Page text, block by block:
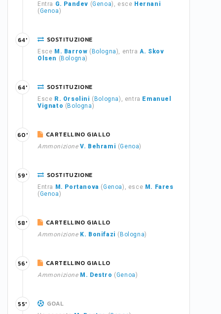
Entra G. Pandev (Genoa), esce Hernani
(Genoa)
SOSTITUZIONE
Esce M. Barrow ( Bologna), entraA. Skov
Olsen ( Bologna)
64'
SOSTITUZIONE
Esce R. Orsolini ( Bologna), entra Emanuel
Vignato ( Bologna)
64'
CARTELLINO GIALLO
Ammonizione V. Behrami (Genoa)
60'
SOSTITUZIONE
Entra M. Portanova (Genoa), esce M. Fares
(Genoa)
59'
CARTELLINO GIALLO
Ammonizione K. Bonifazi ( Bologna)
58'
CARTELLINO GIALLO
Ammonizione M. Destro (Genoa)
56'
GOAL
55'